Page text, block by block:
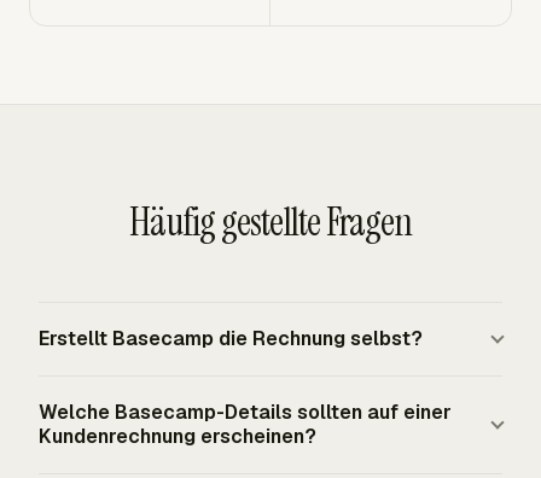
Häufig gestellte Fragen
Erstellt Basecamp die Rechnung selbst?
Projekte, To-dos, zugewiesene Personen, Daten,
Abschlussstatus und Zeiteintragsstruktur. Die
Welche Basecamp-Details sollten auf einer
Kundenrechnung erscheinen?